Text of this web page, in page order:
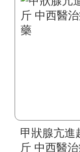
甲狀腺亢進超折騰 1個
斤 中西醫治療